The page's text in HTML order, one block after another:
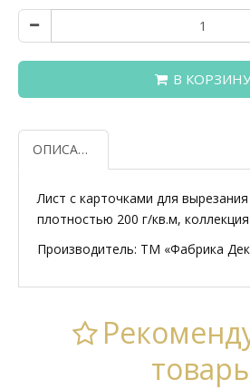
В КОРЗИНУ
ОПИСАНИЕ
Лист с карточками для
плотностью 200 г/кв.м, коллекция
Производитель: ТМ «Фабрика